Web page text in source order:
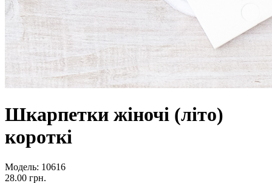
Шкарпетки жіночі (літо)
короткі
Модель: 10616
28.00 грн.